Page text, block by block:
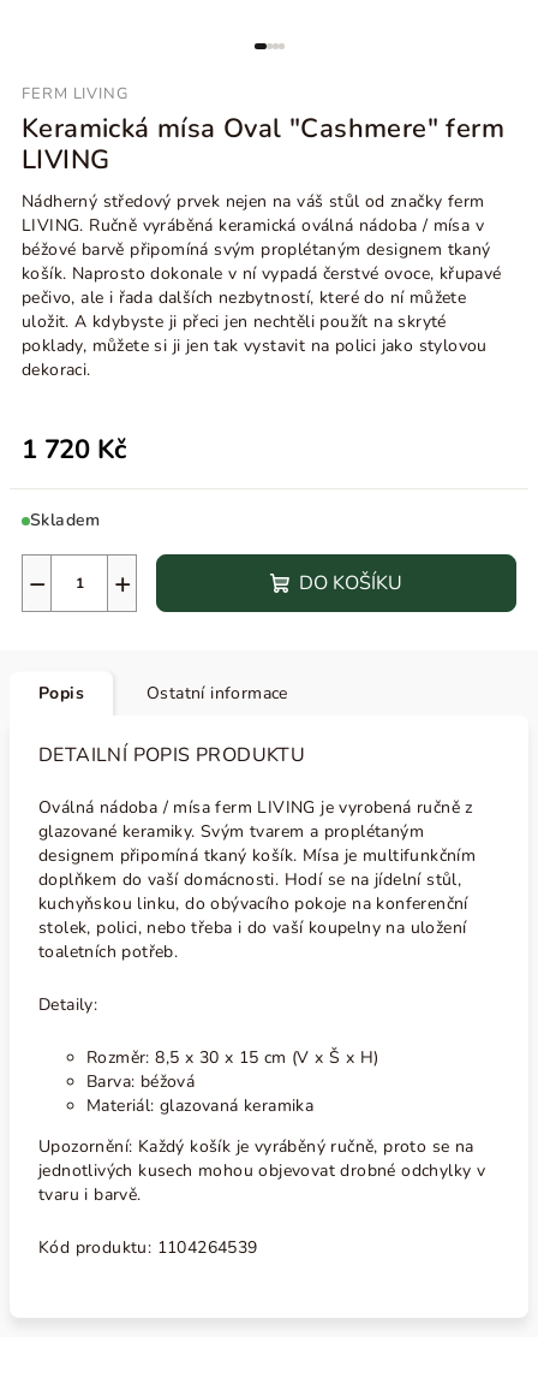
FERM LIVING
Keramická mísa Oval "Cashmere" ferm
LIVING
Nádherný středový prvek nejen na váš stůl od značky ferm
LIVING. Ručně vyráběná keramická oválná nádoba / mísa v
béžové barvě připomíná svým proplétaným designem tkaný
košík. Naprosto dokonale v ní vypadá čerstvé ovoce, křupavé
pečivo, ale i řada dalších nezbytností, které do ní můžete
uložit. A kdybyste ji přeci jen nechtěli použít na skryté
poklady, můžete si ji jen tak vystavit na polici jako stylovou
dekoraci.
1 720 Kč
Skladem
+
− DO KOŠÍKU
Popis Ostatní informace
DETAILNÍ POPIS PRODUKTU
Oválná nádoba / mísa ferm LIVING je vyrobená ručně z
glazované keramiky. Svým tvarem a proplétaným
designem připomíná tkaný košík. Mísa je multifunkčním
doplňkem do vaší domácnosti. Hodí se na jídelní stůl,
kuchyňskou linku, do obývacího pokoje na konferenční
stolek, polici, nebo třeba i do vaší koupelny na uložení
toaletních potřeb.
Detaily:
Rozměr: 8,5 x 30 x 15 cm (V x Š x H)
Barva: béžová
Materiál: glazovaná keramika
Upozornění: Každý košík je vyráběný ručně, proto se na
jednotlivých kusech mohou objevovat drobné odchylky v
tvaru i barvě.
Kód produktu: 1104264539